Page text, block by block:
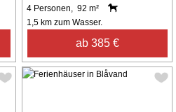
4 Personen, 92 m²
1,5 km zum Wasser.
ab 385 €